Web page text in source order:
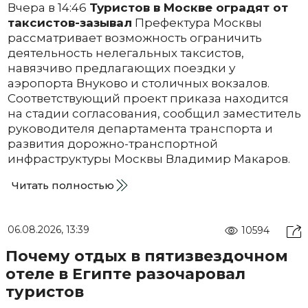
Вчера в 14:46 Туристов в Москве оградят от
таксистов-зазывал Префектура Москвы
рассматривает возможность ограничить
деятельность нелегальных таксистов,
навязчиво предлагающих поездки у
аэропорта Внуково и столичных вокзалов.
Соответствующий проект приказа находится
на стадии согласования, сообщил заместитель
руководителя департамента транспорта и
развития дорожно-транспортной
инфраструктуры Москвы Владимир Макаров.
Читать полностью
06.08.2026, 13:39 10594
Почему отдых в пятизвездочном
отеле в Египте разочаровал
туристов